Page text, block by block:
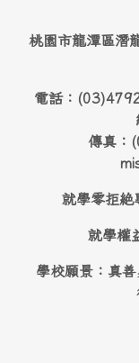
桃園市龍潭區潛
電話：
傳真
就學零拒
就學權
學校願景：真